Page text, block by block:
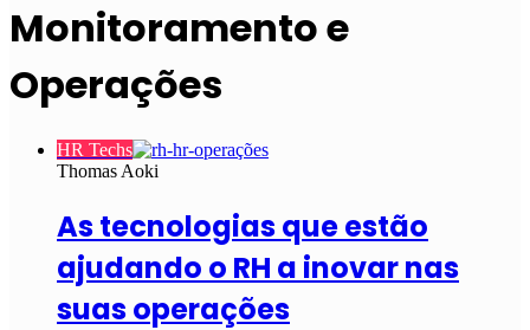
Monitoramento e
Operações
HR Techs
Thomas Aoki
As tecnologias que estão
ajudando o RH a inovar nas
suas operações